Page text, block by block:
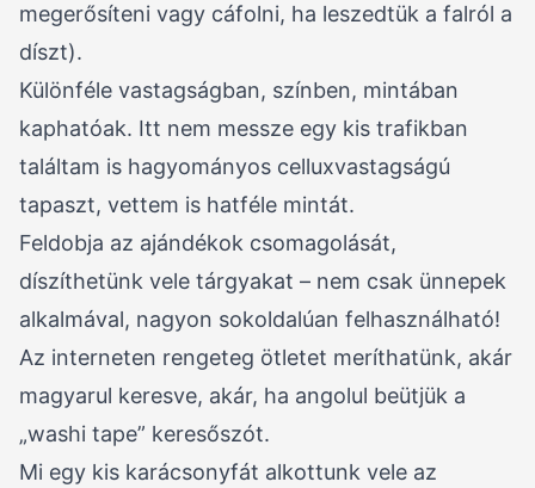
megerősíteni vagy cáfolni, ha leszedtük a falról a
díszt).
Különféle vastagságban, színben, mintában
kaphatóak. Itt nem messze egy kis trafikban
találtam is hagyományos celluxvastagságú
tapaszt, vettem is hatféle mintát.
Feldobja az ajándékok csomagolását,
díszíthetünk vele tárgyakat – nem csak ünnepek
alkalmával, nagyon sokoldalúan felhasználható!
Az interneten rengeteg ötletet meríthatünk, akár
magyarul keresve, akár, ha angolul beütjük a
„washi tape” keresőszót.
Mi egy kis karácsonyfát alkottunk vele az